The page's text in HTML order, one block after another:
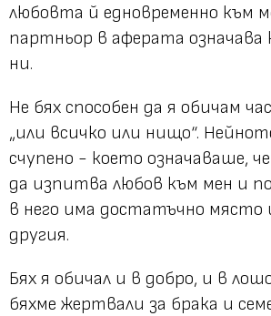
любовта й едновременно към
партньор в аферата означава
ни.
Не бях способен да я обичам
„или всичко или нищо“.
счупено - което означаваше,
да изпитва любов към мен и
в него има достатъчно място
другия.
Бях я обичал и в добро, и в
бяхме жертвали за брака и